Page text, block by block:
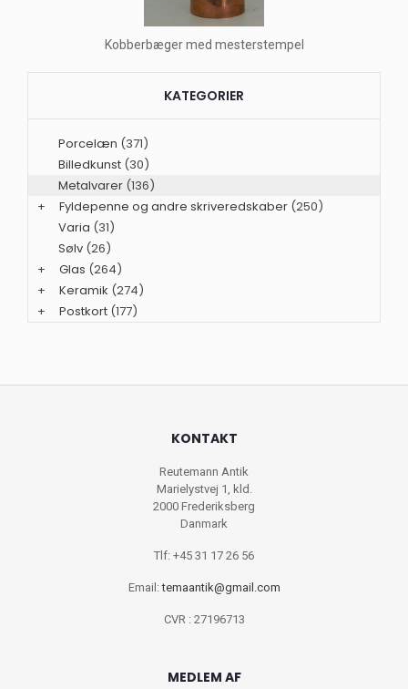
Kobberbæger med mesterstempel
KATEGORIER
Porcelæn (371)
Billedkunst (30)
Metalvarer (136)
+
Fyldepenne og andre skriveredskaber (250)
Varia (31)
Sølv (26)
+
Glas (264)
+
Keramik (274)
+
Postkort (177)
KONTAKT
Reutemann Antik
Marielystvej 1, kld.
2000 Frederiksberg
Danmark
Tlf: +45 31 17 26 56
Email:temaantik@gmail.com
CVR : 27196713
MEDLEM AF